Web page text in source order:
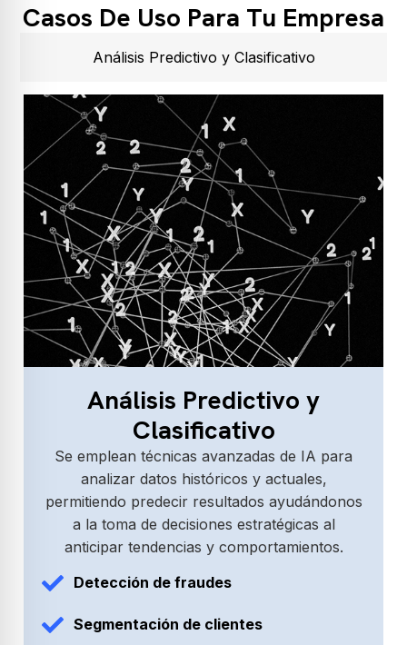
Casos De Uso Para Tu Empresa
Análisis Predictivo y Clasificativo
Análisis Predictivo y
Clasificativo
Se emplean técnicas avanzadas de IA para
analizar datos históricos y actuales,
permitiendo predecir resultados ayudándonos
a la toma de decisiones estratégicas al
anticipar tendencias y comportamientos.
Detección de fraudes
Segmentación de clientes